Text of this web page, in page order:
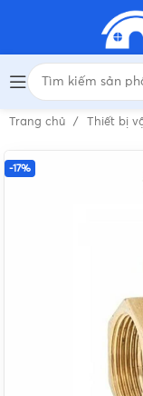
Trang chủ Thiết bị
-17%